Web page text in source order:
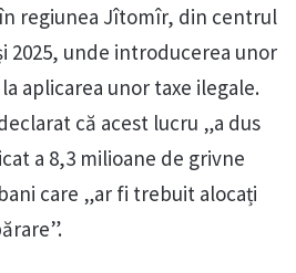
regiunea Jîtomîr, din centrul
2025, unde introducerea unor
aplicarea unor taxe ilegale.
că acest lucru „a dus
a 8,3 milioane de grivne
care „ar fi trebuit alocați